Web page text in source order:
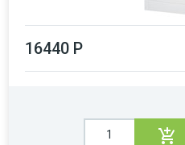
16440 Р